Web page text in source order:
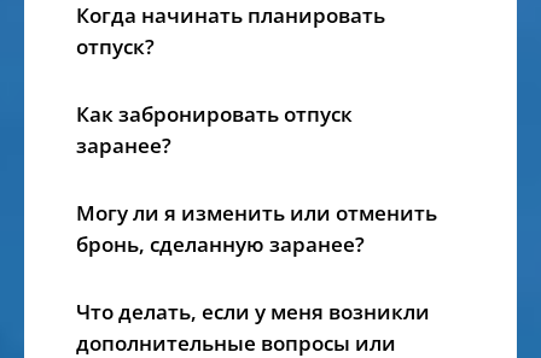
Когда начинать планировать
отпуск?
Как забронировать отпуск
заранее?
Могу ли я изменить или отменить
бронь, сделанную заранее?
Что делать, если у меня возникли
дополнительные вопросы или